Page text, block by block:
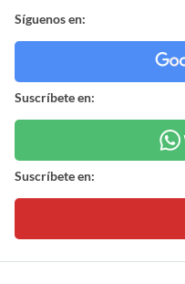
Síguenos en:
Suscríbete en:
Suscríbete en: